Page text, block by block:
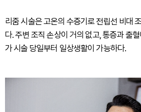
리줌 시술은 고온의 수증기로 전립선 비대
다. 주변 조직 손상이 거의 없고, 통증과 출
가 시술 당일부터 일상생활이 가능하다.